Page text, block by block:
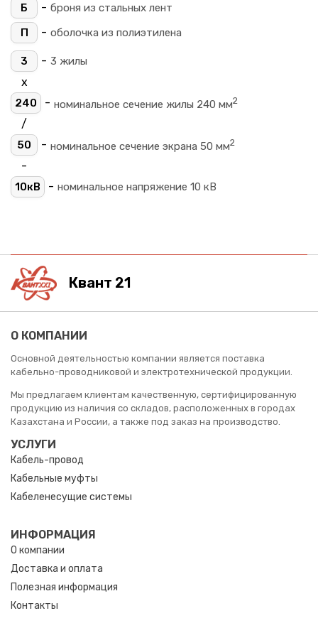
Б
- броня из стальных лент
П
- оболочка из полиэтилена
3 - 3 жилы
х
240 - номинальное сечение жилы 240 мм2
/
50 - номинальное сечение экрана 50 мм2
-
10кВ - номинальное напряжение 10 кВ
Квант 21
О КОМПАНИИ
Основной деятельностью компании является поставка
кабельно-проводниковой и электротехнической продукции.
Мы предлагаем клиентам качественную, сертифицированную
продукцию из наличия со складов, расположенных в городах
Казахстана и России, а также под заказ на производство.
УСЛУГИ
Кабель-провод
Кабельные муфты
Кабеленесущие системы
ИНФОРМАЦИЯ
О компании
Доставка и оплата
Полезная информация
Контакты